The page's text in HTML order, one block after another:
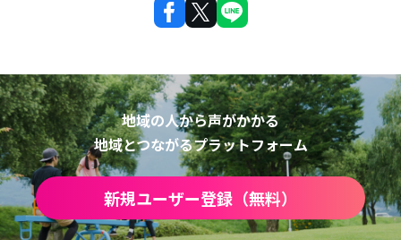
地域の人から声がかかる
地域とつながるプラットフォーム
新規ユーザー登録（無料）